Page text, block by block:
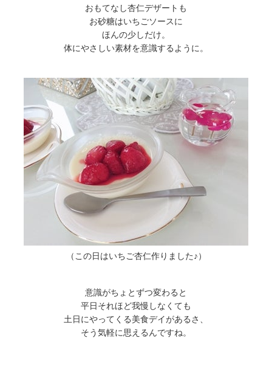
おもてなし杏仁デザートも
お砂糖はいちごソースに
ほんの少しだけ。
体にやさしい素材を意識するように。
（この日はいちご杏仁作りました♪）
意識がちょとずつ変わると
平日それほど我慢しなくても
土日にやってくる美食デイがあるさ、
そう気軽に思えるんですね。